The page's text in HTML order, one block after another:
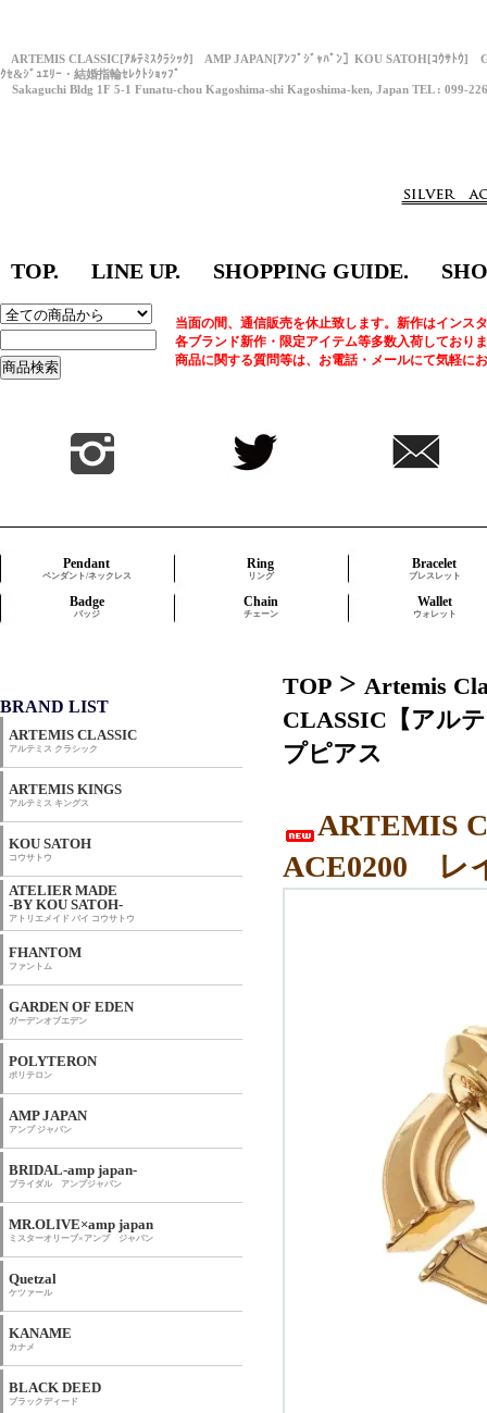
ARTEMIS CLASSIC[ｱﾙﾃﾐｽｸﾗｼｯｸ] AMP JAPAN[ｱﾝﾌﾟｼﾞｬﾊﾟﾝ］KOU SATOH[ｺｳｻﾄｳ]
ｸｾ&ｼﾞｭｴﾘｰ・結婚指輪ｾﾚｸﾄｼｮｯﾌﾟ
Sakaguchi Bldg 1F 5-1 Funatu-chou Kagoshima-shi Kagoshima-ken, Japan TEL : 099-
TOP. LINE UP. SHOPPING GUIDE.
当面の間、通信販売を休止致します。新作はインス
各ブランド新作・限定アイテム等多数入荷しており
商品に関する質問等は、お電話・メールにて気軽に
Pendant
ペンダント/ネックレス
Ring
リング
Bracelet
ブレスレット
Badge
バッジ
Chain
チェーン
Wallet
ウォレット
TOP > Artemis
CLASSIC【アル
プピアス
ARTEMIS
ACE0200 レ
BRAND LIST
ARTEMIS CLASSIC
アルテミス クラシック
ARTEMIS KINGS
アルテミス キングス
KOU SATOH
コウサトウ
ATELIER MADE
-BY KOU SATOH-
アトリエメイド バイ コウサトウ
FHANTOM
ファントム
GARDEN OF EDEN
ガーデンオブエデン
POLYTERON
ポリテロン
AMP JAPAN
アンプ ジャパン
BRIDAL-amp japan-
ブライダル アンプジャパン
MR.OLIVE×amp japan
ミスターオリーブ×アンプ ジャパン
Quetzal
ケツァール
KANAME
カナメ
BLACK DEED
ブラックディード